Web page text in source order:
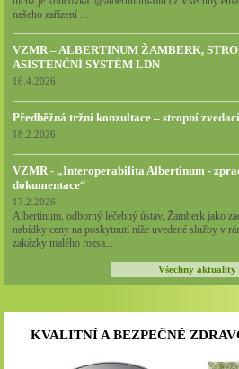
našeho zařízení ...
VZMR – ALBERTINUM ŽAMBERK,
ASISTENČNÍ SYSTÉM LDN
16.4.2026
Předběžná tržní konzultace – stropní
18.2.2026
VZMR - „Interoperabilita Albertinum -
dokumentace“
17.2.2026
Albertinum, odborný léčebný ústav, Žamberk jako
nabídky ceny na poskytnutí níže uvedené služby v
zakázky malého rozsa...
Všechny aktuality
KVALITNÍ A BEZPEČNÉ